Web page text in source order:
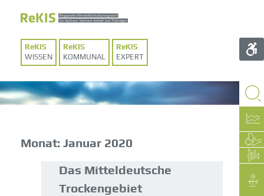
WISSEN KOMMUNAL EXPERT
Monat: Januar 2020
Das Mitteldeutsche
Trockengebiet